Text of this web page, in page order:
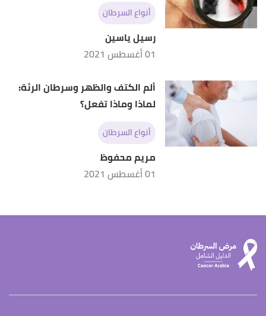
أنواع السرطان
رسيل ياسين
01 أغسطس 2021
ألم الكتف والظهر وسرطان الرئة:
لماذا وماذا تفعل؟
أنواع السرطان
مريم محفوظ
01 أغسطس 2021